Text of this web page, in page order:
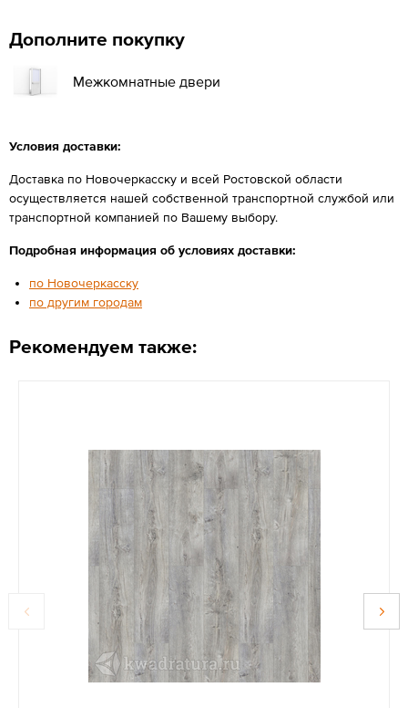
Дополните покупку
Межкомнатные двери
Условия доставки:
Доставка по Новочеркасску и всей Ростовской области
осуществляется нашей собственной транспортной службой или
транспортной компанией по Вашему выбору.
Подробная информация об условиях доставки:
по Новочеркасску
по другим городам
Рекомендуем также: